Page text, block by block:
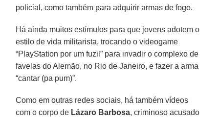
policial, como também para adquirir armas de fogo.
Há ainda muitos estímulos para que jovens adotem o
estilo de vida militarista, trocando o videogame
“PlayStation por um fuzil” para invadir o complexo de
favelas do Alemão, no Rio de Janeiro, e fazer a arma
“cantar (pa pum)”.
Como em outras redes sociais, há também vídeos
com o corpo de Lázaro Barbosa, criminoso acusado